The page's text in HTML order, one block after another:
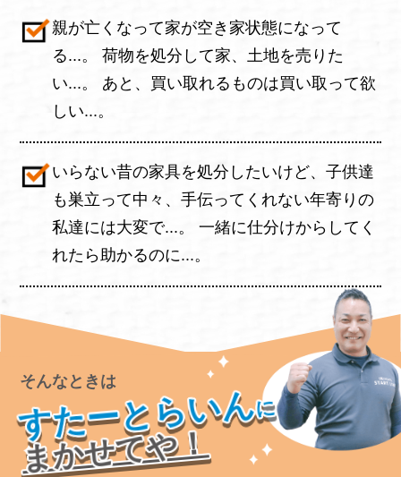
親が亡くなって家が空き家状態になって
る...。 荷物を処分して家、土地を売りた
い...。 あと、買い取れるものは買い取って欲
しい...。
いらない昔の家具を処分したいけど、子供達
も巣立って中々、手伝ってくれない年寄りの
私達には大変で...。 一緒に仕分けからしてく
れたら助かるのに...。
そんなときは
すたーとらいんに
まかせてや！